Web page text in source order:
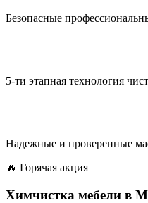
Безопасные
5-ти этапная технология
Надежные и проверенные
🔥 Горячая акция
Химчистка мебели в